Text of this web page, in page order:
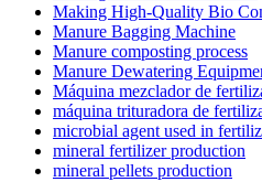
Making High-Quality Bio
Manure Bagging Machine
Manure composting process
Manure Dewatering
Máquina mezclador de
máquina trituradora de
microbial agent used in
mineral fertilizer production
mineral pellets production